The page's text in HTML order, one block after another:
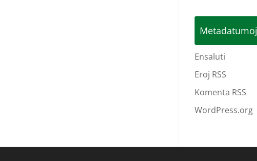
Metadatumoj
Ensaluti
Eroj RSS
Komenta RSS
WordPress.org